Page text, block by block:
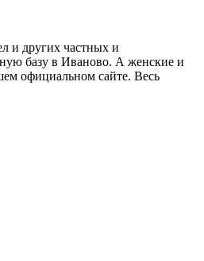
и других частных и
базу в Иваново. А женские и
официальном сайте. Весь